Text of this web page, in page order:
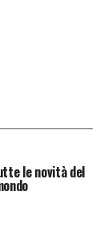
le novità del